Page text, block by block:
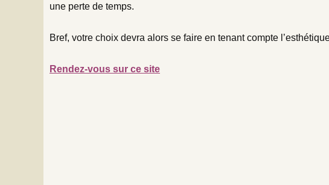
une perte de temps.
Bref, votre choix devra alors se faire en tenant compte
Rendez-vous sur ce site